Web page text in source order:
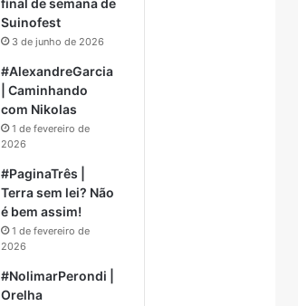
final de semana de
Suinofest
3 de junho de 2026
#AlexandreGarcia
| Caminhando
com Nikolas
1 de fevereiro de
2026
#PaginaTrês |
Terra sem lei? Não
é bem assim!
1 de fevereiro de
2026
#NolimarPerondi |
Orelha